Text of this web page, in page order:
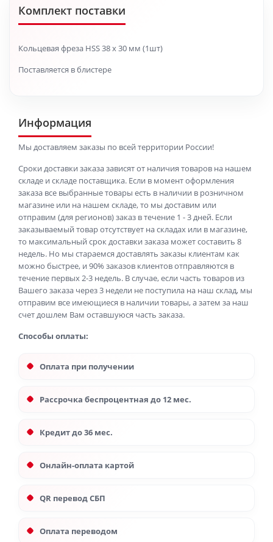
Комплект поставки
Кольцевая фреза HSS 38 x 30 мм (1шт)
Поставляется в блистере
Информация
Мы доставляем заказы по всей территории России!
Сроки доставки заказа зависят от наличия товаров на нашем
складе и складе поставщика. Если в момент оформления
заказа все выбранные товары есть в наличии в розничном
магазине или на нашем складе, то мы доставим или
отправим (для регионов) заказ в течение 1 - 3 дней. Если
заказываемый товар отсутствует на складах или в магазине,
то максимальный срок доставки заказа может составить 8
недель. Но мы стараемся доставлять заказы клиентам как
можно быстрее, и 90% заказов клиентов отправляются в
течение первых 2-3 недель. В случае, если часть товаров из
Вашего заказа через 3 недели не поступила на наш склад, мы
отправим все имеющиеся в наличии товары, а затем за наш
счет дошлем Вам оставшуюся часть заказа.
Способы оплаты:
Оплата при получении
Рассрочка беспроцентная до 12 мес.
Кредит до 36 мес.
Онлайн-оплата картой
QR перевод СБП
Оплата переводом